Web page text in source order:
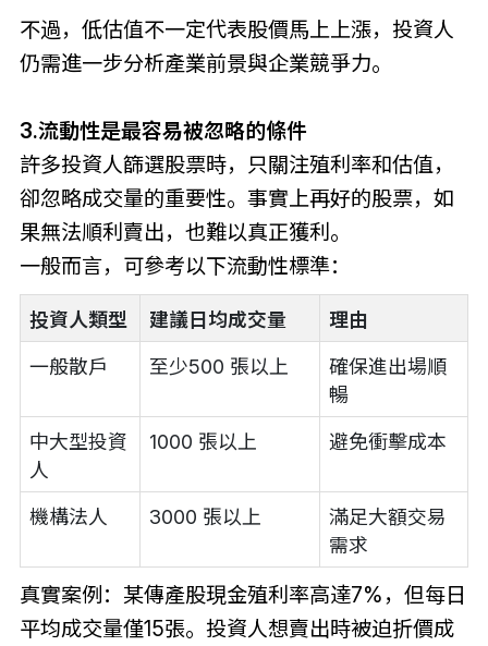
不過，低估值不一定代表股價馬上上漲，投資人
仍需進一步分析產業前景與企業競爭力。
3.流動性是最容易被忽略的條件
許多投資人篩選股票時，只關注殖利率和估值，
卻忽略成交量的重要性。事實上再好的股票，如
果無法順利賣出，也難以真正獲利。
一般而言，可參考以下流動性標準：
投資人類型 建議日均成交量 理由
一般散戶 至少500 張以上
確保進出場順
暢
中大型投資
人
1000 張以上 避免衝擊成本
機構法人 3000 張以上
滿足大額交易
需求
真實案例：某傳產股現金殖利率高達7%，但每日
平均成交量僅15張。投資人想賣出時被迫折價成